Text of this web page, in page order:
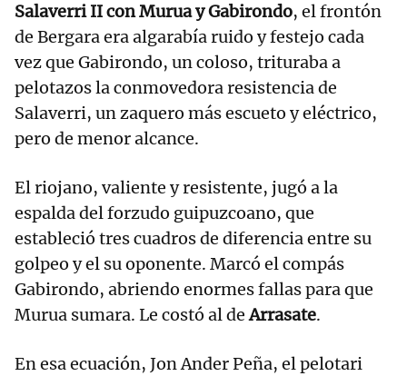
Salaverri II con Murua y Gabirondo, el frontón
de Bergara era algarabía ruido y festejo cada
vez que Gabirondo, un coloso, trituraba a
pelotazos la conmovedora resistencia de
Salaverri, un zaquero más escueto y eléctrico,
pero de menor alcance.
El riojano, valiente y resistente, jugó a la
espalda del forzudo guipuzcoano, que
estableció tres cuadros de diferencia entre su
golpeo y el su oponente. Marcó el compás
Gabirondo, abriendo enormes fallas para que
Murua sumara. Le costó al deArrasate.
En esa ecuación, Jon Ander Peña, el pelotari